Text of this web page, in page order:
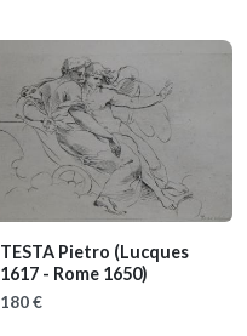
TESTA Pietro (Lucques
1617 - Rome 1650)
180 €